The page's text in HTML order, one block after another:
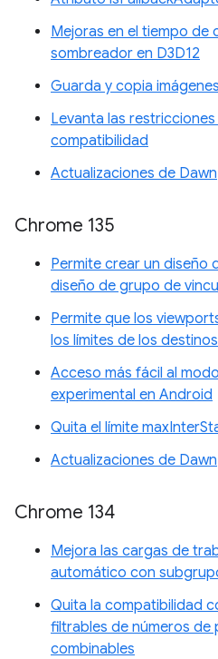
Mejoras en el tiempo de
sombreador en D3D12
Guarda y copia
Levanta las
compatibilidad
Actualizaciones de Dawn
Chrome 135
Permite crear un diseño
diseño de grupo de
Permite que los
los límites de los
Acceso más fácil al
experimental en Android
Quita el límite
Actualizaciones de Dawn
Chrome 134
Mejora las cargas de
automático con
Quita la compatibilidad
filtrables de números
combinables